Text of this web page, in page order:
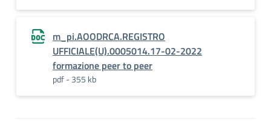
m_pi.AOODRCA.REGISTRO
UFFICIALE(U).0005014.17-02-2022
formazione peer to peer
pdf - 355 kb